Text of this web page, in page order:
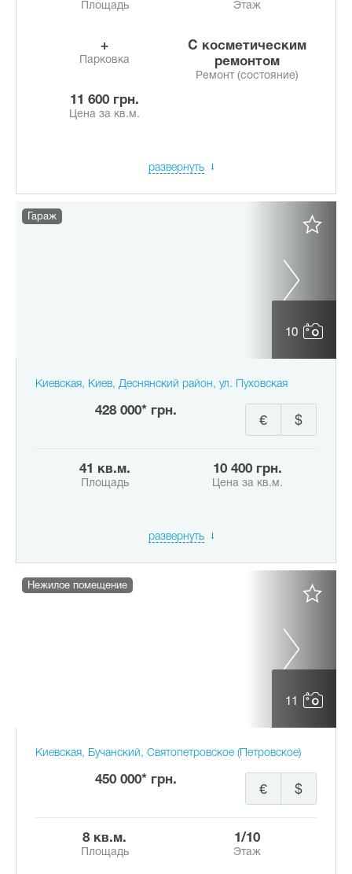
Площадь Этаж
+
Парковка
с косметическим
ремонтом
Ремонт (состояние)
11 600 грн.
Цена за кв.м.
развернуть
10
Гараж
Киевская, Киев, Деснянский район, ул. Пуховская
428 000* грн.
$
€
41 кв.м.
Площадь
10 400 грн.
Цена за кв.м.
развернуть
11
Нежилое помещение
Киевская, Бучанский, Святопетровское (Петровское)
450 000* грн.
$
€
8 кв.м.
Площадь
1/10
Этаж